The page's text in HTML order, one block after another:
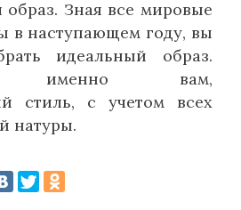
образ. Зная все мировые
в наступающем году, вы
идеальный образ.
именно вам,
стиль, с учетом всех
натуры.